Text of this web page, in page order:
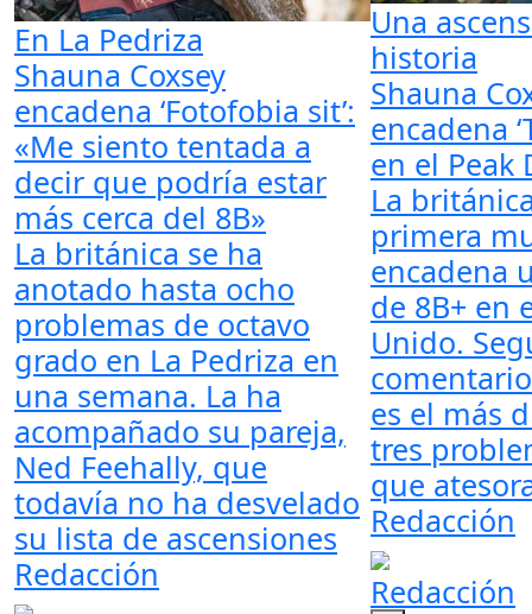
En La Pedriza
Shauna Coxsey
encadena ‘Fotofobia sit’:
«Me siento tentada a
decir que podría estar
más cerca del 8B»
La británica se ha
anotado hasta ocho
problemas de octavo
grado en La Pedriza en
una semana. La ha
acompañado su pareja,
Ned Feehally, que
todavía no ha desvelado
su lista de ascensiones
Redacción
Una
historia
Shauna
encadena
en el Peak
La
primera
encadena
de 8B+ en
Unido.
es el más
tres
que
Redacción
Redacción